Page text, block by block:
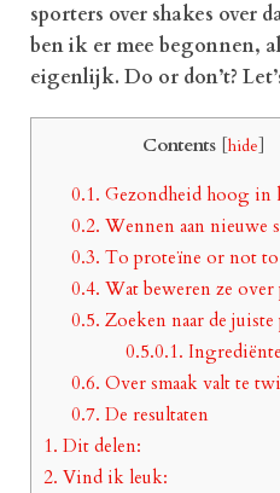
sporters over shakes over
ben ik er mee begonnen,
eigenlijk. Do or don’t?
Contents hide
0.1. Gezondheid hoog in
0.2. Wennen aan nieuwe
0.3. To proteïne or not
0.4. Wat beweren ze over
0.5. Zoeken naar de
0.5.0.1.
0.6. Over smaak valt te
0.7. De resultaten
1. Dit delen:
2. Vind ik leuk: